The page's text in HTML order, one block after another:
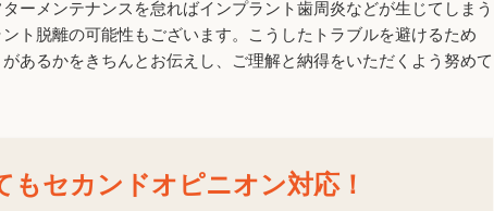
ーメンテナンスを怠ればインプラント歯周炎などが生じてしまう
ト脱離の可能性もございます。こうしたトラブルを避けるため
あるかをきちんとお伝えし、ご理解と納得をいただくよう努めて
セカンドオピニオン対応！